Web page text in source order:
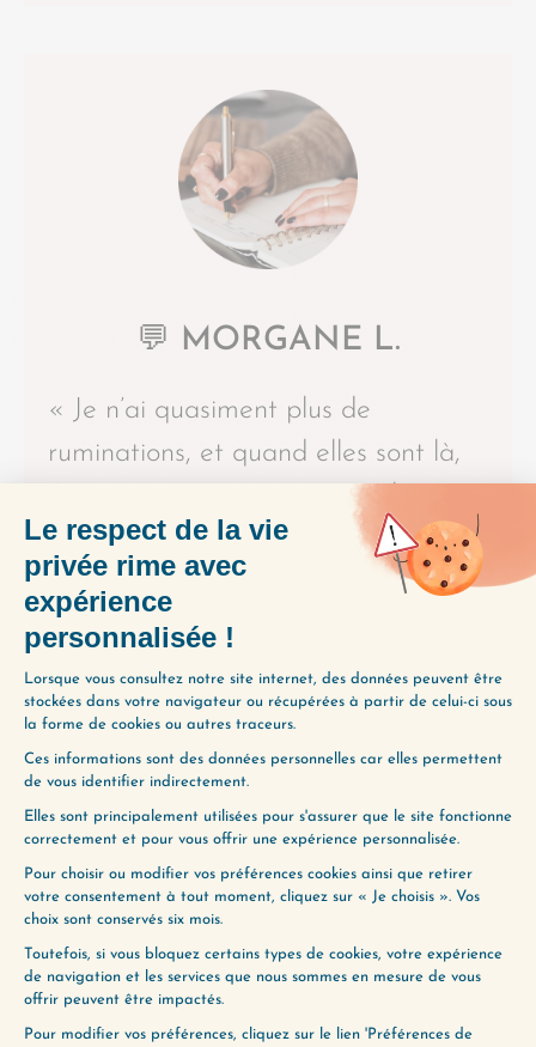
💬 MORGANE L.
« Je n’ai quasiment plus de
ruminations, et quand elles sont là,
j’y prête attention mais sans leur
donner trop de place.
Je me sens
plus sereine au quotidien.
Le plus
important ? J’ai compris que la seule
autorisation dont j’avais besoin,
c’était la mienne. »